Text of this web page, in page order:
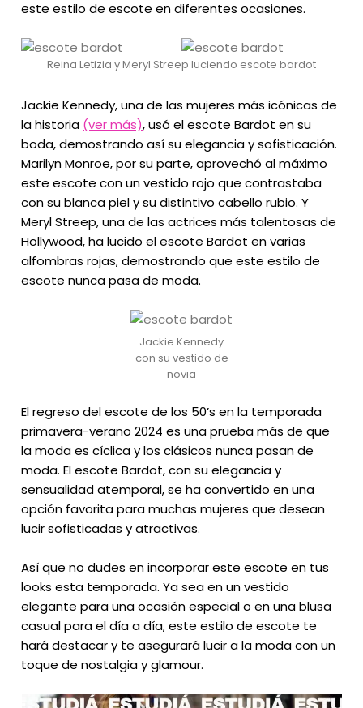
este estilo de escote en diferentes ocasiones.
Reina Letizia y Meryl Streep luciendo escote bardot
Jackie Kennedy, una de las mujeres más icónicas de
la historia (ver más), usó el escote Bardot en su
boda, demostrando así su elegancia y sofisticación.
Marilyn Monroe, por su parte, aprovechó al máximo
este escote con un vestido rojo que contrastaba
con su blanca piel y su distintivo cabello rubio. Y
Meryl Streep, una de las actrices más talentosas de
Hollywood, ha lucido el escote Bardot en varias
alfombras rojas, demostrando que este estilo de
escote nunca pasa de moda.
Jackie Kennedy
con su vestido de
novia
El regreso del escote de los 50’s en la temporada
primavera-verano 2024 es una prueba más de que
la moda es cíclica y los clásicos nunca pasan de
moda. El escote Bardot, con su elegancia y
sensualidad atemporal, se ha convertido en una
opción favorita para muchas mujeres que desean
lucir sofisticadas y atractivas.
Así que no dudes en incorporar este escote en tus
looks esta temporada. Ya sea en un vestido
elegante para una ocasión especial o en una blusa
casual para el día a día, este estilo de escote te
hará destacar y te asegurará lucir a la moda con un
toque de nostalgia y glamour.